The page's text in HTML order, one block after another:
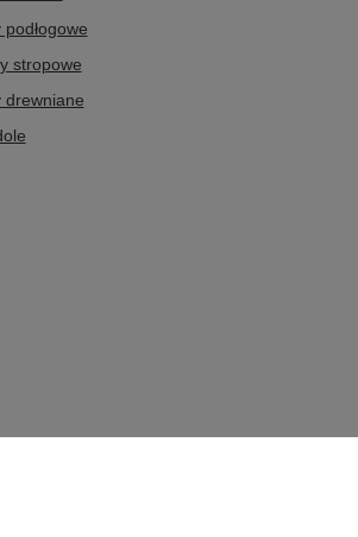
stropowe
drewniane